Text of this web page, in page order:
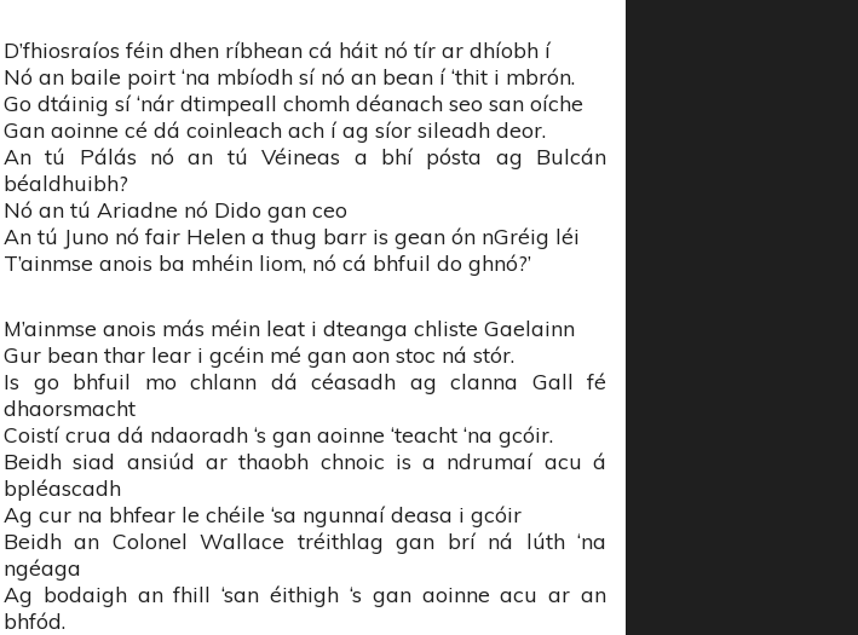
D’fhiosraíos féin dhen ríbhean cá háit nó tír ar dhíobh í
Nó an baile poirt ‘na mbíodh sí nó an bean í ‘thit i mbrón.
Go dtáinig sí ‘nár dtimpeall chomh déanach seo san oíche
Gan aoinne cé dá coinleach ach í ag síor sileadh deor.
An tú Pálás nó an tú Véineas a bhí pósta ag Bulcán
béaldhuibh?
Nó an tú Ariadne nó Dido gan ceo
An tú Juno nó fair Helen a thug barr is gean ón nGréig léi
T’ainmse anois ba mhéin liom, nó cá bhfuil do ghnó?’
M’ainmse anois más méin leat i dteanga chliste Gaelainn
Gur bean thar lear i gcéin mé gan aon stoc ná stór.
Is go bhfuil mo chlann dá céasadh ag clanna Gall fé
dhaorsmacht
Coistí crua dá ndaoradh ‘s gan aoinne ‘teacht ‘na gcóir.
Beidh siad ansiúd ar thaobh chnoic is a ndrumaí acu á
bpléascadh
Ag cur na bhfear le chéile ‘sa ngunnaí deasa i gcóir
Beidh an Colonel Wallace tréithlag gan brí ná lúth ‘na
ngéaga
Ag bodaigh an fhill ‘san éithigh ‘s gan aoinne acu ar an
bhfód.